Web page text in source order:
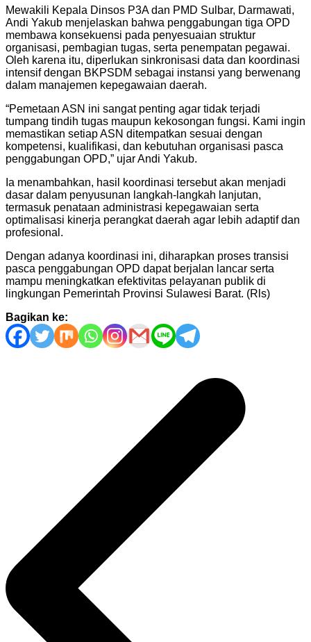
Mewakili Kepala Dinsos P3A dan PMD Sulbar, Darmawati,
Andi Yakub menjelaskan bahwa penggabungan tiga OPD
membawa konsekuensi pada penyesuaian struktur
organisasi, pembagian tugas, serta penempatan pegawai.
Oleh karena itu, diperlukan sinkronisasi data dan koordinasi
intensif dengan BKPSDM sebagai instansi yang berwenang
dalam manajemen kepegawaian daerah.
“Pemetaan ASN ini sangat penting agar tidak terjadi
tumpang tindih tugas maupun kekosongan fungsi. Kami ingin
memastikan setiap ASN ditempatkan sesuai dengan
kompetensi, kualifikasi, dan kebutuhan organisasi pasca
penggabungan OPD,” ujar Andi Yakub.
Ia menambahkan, hasil koordinasi tersebut akan menjadi
dasar dalam penyusunan langkah-langkah lanjutan,
termasuk penataan administrasi kepegawaian serta
optimalisasi kinerja perangkat daerah agar lebih adaptif dan
profesional.
Dengan adanya koordinasi ini, diharapkan proses transisi
pasca penggabungan OPD dapat berjalan lancar serta
mampu meningkatkan efektivitas pelayanan publik di
lingkungan Pemerintah Provinsi Sulawesi Barat. (Rls)
Bagikan ke: